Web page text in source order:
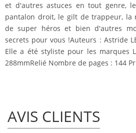
et d'autres astuces en tout genre,
pantalon droit, le gilt de trappeur, la
de super héros et bien d'autres
secrets pour vous !Auteurs : Astride
Elle a été styliste pour les marques
288mmRelié Nombre de pages : 144
AVIS CLIENTS